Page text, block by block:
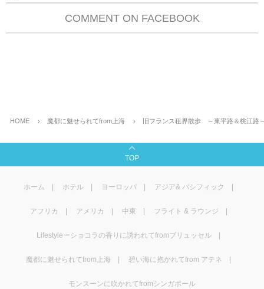
COMMENT ON FACEBOOK
HOME 魔都に魅せられてfrom上海 旧フランス租界散歩 ～東平路＆桃江路
TOP
ホーム ホテル ヨーロッパ アジア& パシフィック
アフリカ アメリカ 中東 フライト & ラウンジ
Lifestyleーショコラの香りに誘われてfromブリュッセル
魔都に魅せられてfrom上海 碧い海に抱かれてfrom アテネ
モンスーンに吹かれてfromシンガポール